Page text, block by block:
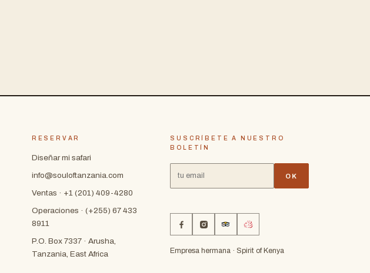
RESERVAR
Diseñar mi safari
info@souloftanzania.com
Ventas · +1 (201) 409-4280
Operaciones · (+255) 67 433
8911
P.O. Box 7337 · Arusha,
Tanzania, East Africa
SUSCRÍBETE A NUESTRO
BOLETÍN
OK
Empresa hermana · Spirit of Kenya